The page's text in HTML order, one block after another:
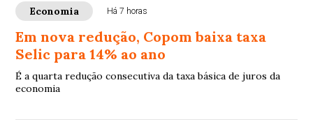
Economia Há 7 horas
Em nova redução, Copom baixa taxa
Selic para 14% ao ano
É a quarta redução consecutiva da taxa básica de juros da
economia